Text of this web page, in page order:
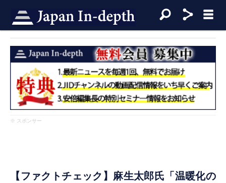
※ スポンサー
【ファクトチェック】麻生太郎氏「温暖化の